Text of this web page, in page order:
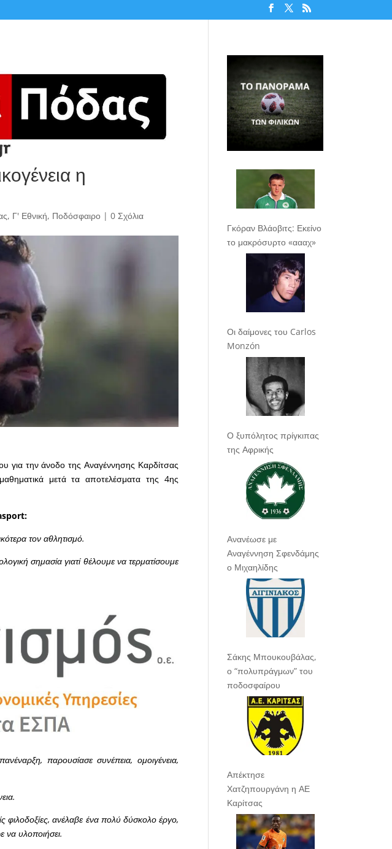
η
, Γ' Εθνική, Ποδόσφαιρο| 0 Σχόλια
για την άνοδο της Αναγέννησης Καρδίτσας
μετά τα αποτελέσματα της 4ης
τον αθλητισμό.
σημασία γιατί θέλουμε να τερματίσουμε
παρουσίασε συνέπεια, ομοιγένεια,
φιλοδοξίες, ανέλαβε ένα πολύ δύσκολο έργο,
υλοποιήσει.
Γκόραν Βλάοβιτς: Εκείνο
το μακρόσυρτο «αααχ»
Οι δαίμονες του Carlos
Monzón
Ο ξυπόλητος πρίγκιπας
της Αφρικής
Ανανέωσε με
Αναγέννηση Σφενδάμης
ο Μιχαηλίδης
Σάκης Μπουκουβάλας,
ο “πολυπράγμων” του
ποδοσφαίρου
Απέκτησε
Χατζηπουργάνη η ΑΕ
Καρίτσας